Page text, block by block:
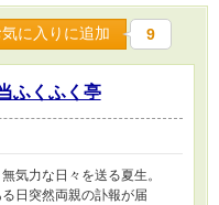
気に入りに追加 9
ふくふく亭
気力な日々を送る夏生。
日突然両親の訃報が届